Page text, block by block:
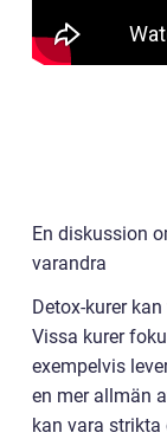
En diskussion
varandra
Detox-kurer
Vissa kurer
exempelvis
en mer allmän
kan vara